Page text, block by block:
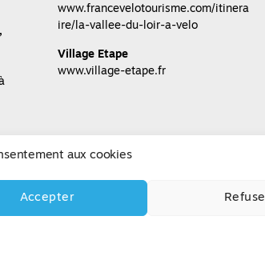
aux cookies
Accepter
www.francevelotourisme.com/itinera
ire/la-vallee-du-loir-a-velo
Village Etape
www.village-etape.fr